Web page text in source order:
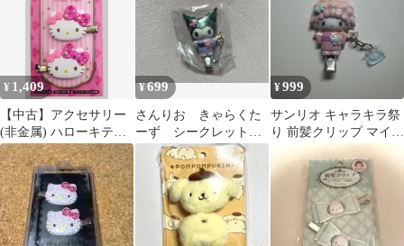
¥ 1,409
【中古】アクセサリー
(非金属) ハローキティ
前髪クリップ DX2(ピン
ク) 「サンリオキャラ
クターズ」
¥699
さんりお きゃらくた
ーず シークレット
前髪 クリップ
¥999
サンリオ キャラキラ祭
り 前髪クリップ マイス
ウィートピアノ